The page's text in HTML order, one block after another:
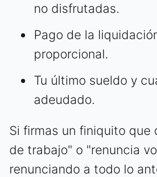
no disfrutadas.
Pago de la
proporcional.
Tu último sueldo y
adeudado.
Si firmas un finiquito que
de trabajo" o "renuncia
renunciando a todo lo